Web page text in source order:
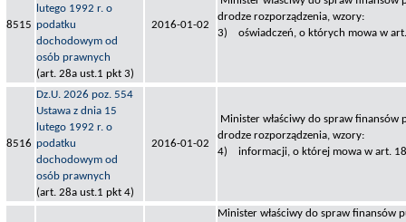
8515
lutego 1992 r. o
podatku
dochodowym od
osób prawnych
(art. 28a ust.1 pkt 3)
2016-01-02
drodze rozporządzenia, wzory:
3) oświadczeń, o których mowa w
8516
Dz.U. 2026 poz. 554
Ustawa z dnia 15
lutego 1992 r. o
podatku
dochodowym od
osób prawnych
(art. 28a ust.1 pkt 4)
2016-01-02
Minister właściwy do spraw finansów
drodze rozporządzenia, wzory:
4) informacji, o której mowa w art.
Minister właściwy do spraw finansów